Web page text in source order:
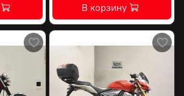
В корзину